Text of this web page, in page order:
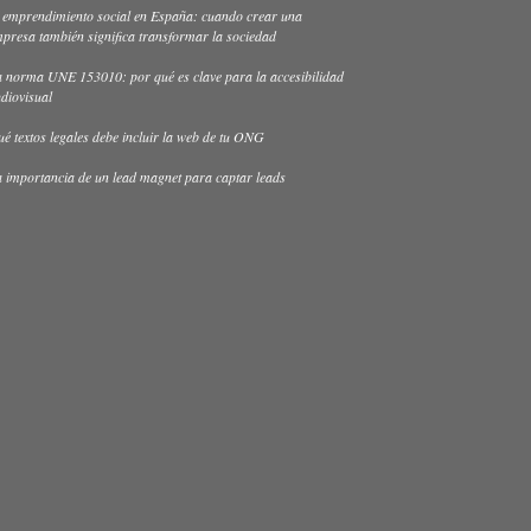
emprendimiento social en España: cuando crear una
también significa transformar la sociedad
norma UNE 153010: por qué es clave para la accesibilidad
textos legales debe incluir la web de tu ONG
importancia de un lead magnet para captar leads